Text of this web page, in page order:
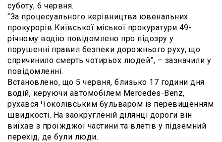
суботу, 6 червня.
“За процесуального керівництва ювенальних
прокурорів Київської міської прокуратури 49-
річному водію повідомлено про підозру у
порушенні правил безпеки дорожнього руху, що
спричинило смерть чотирьох людей”, – зазначили у
повідомленні.
Встановлено, що 5 червня, близько 17 години дня
водій, керуючи автомобілем Mercedes-Benz,
рухався Чоколівським бульваром із перевищенням
швидкості. На заокругленій ділянці дороги він
виїхав з проїжджої частини та влетів у підземний
перехід, де були люди.